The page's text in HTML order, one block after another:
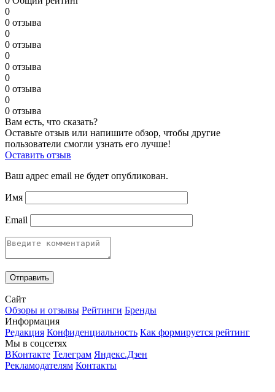
0
0 отзыва
0
0 отзыва
0
0 отзыва
0
0 отзыва
0
0 отзыва
Вам есть, что сказать?
Оставьте отзыв или напишите обзор, чтобы другие
пользователи смогли узнать его лучше!
Оставить отзыв
Ваш адрес email не будет опубликован.
Имя
Email
Сайт
Обзоры и отзывы Рейтинги Бренды
Информация
Редакция Конфиденциальность Как формируется рейтинг
Мы в соцсетях
ВКонтакте Телеграм Яндекс.Дзен
Рекламодателям Контакты